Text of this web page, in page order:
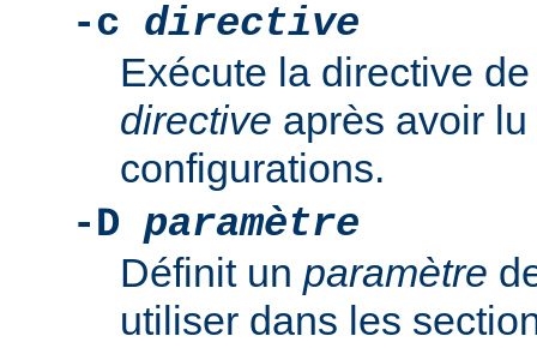
-c directive
Exécute la directive
directive après avoir
configurations.
-D paramètre
Définit un paramètre
utiliser dans les